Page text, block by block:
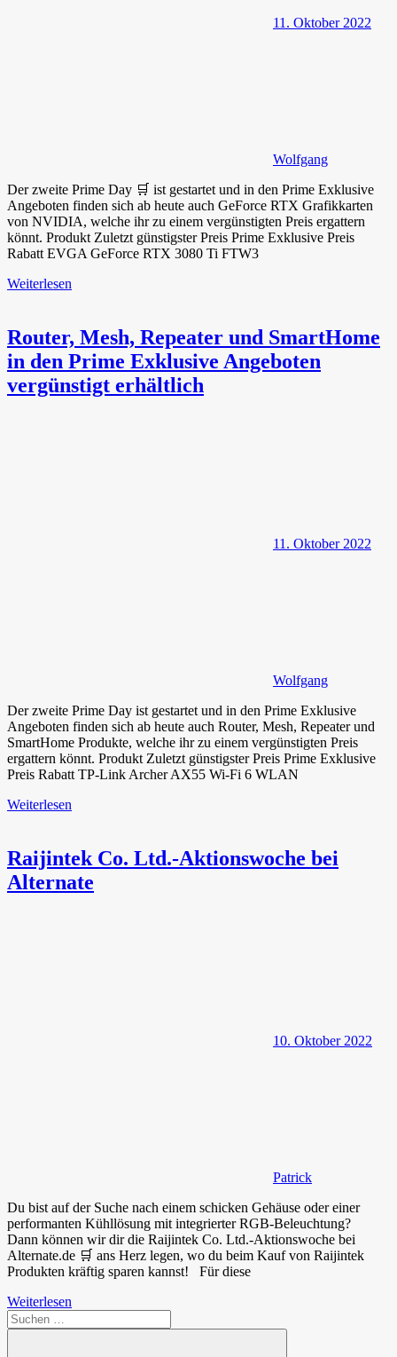
11. Oktober 2022
Wolfgang
Der zweite Prime Day 🛒 ist gestartet und in den Prime Exklusive
Angeboten finden sich ab heute auch GeForce RTX Grafikkarten
von NVIDIA, welche ihr zu einem vergünstigten Preis ergattern
könnt. Produkt Zuletzt günstigster Preis Prime Exklusive Preis
Rabatt EVGA GeForce RTX 3080 Ti FTW3
Weiterlesen
Router, Mesh, Repeater und SmartHome
in den Prime Exklusive Angeboten
vergünstigt erhältlich
11. Oktober 2022
Wolfgang
Der zweite Prime Day ist gestartet und in den Prime Exklusive
Angeboten finden sich ab heute auch Router, Mesh, Repeater und
SmartHome Produkte, welche ihr zu einem vergünstigten Preis
ergattern könnt. Produkt Zuletzt günstigster Preis Prime Exklusive
Preis Rabatt TP-Link Archer AX55 Wi-Fi 6 WLAN
Weiterlesen
Raijintek Co. Ltd.-Aktionswoche bei
Alternate
10. Oktober 2022
Patrick
Du bist auf der Suche nach einem schicken Gehäuse oder einer
performanten Kühllösung mit integrierter RGB-Beleuchtung?
Dann können wir dir die Raijintek Co. Ltd.-Aktionswoche bei
Alternate.de 🛒 ans Herz legen, wo du beim Kauf von Raijintek
Produkten kräftig sparen kannst! Für diese
Weiterlesen
Suchen
nach: